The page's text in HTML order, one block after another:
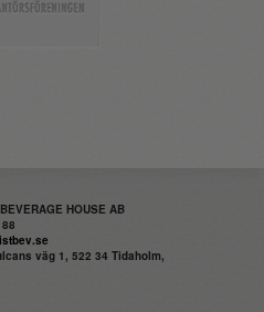
HOUSE AB
väg 1, 522 34 Tidaholm,